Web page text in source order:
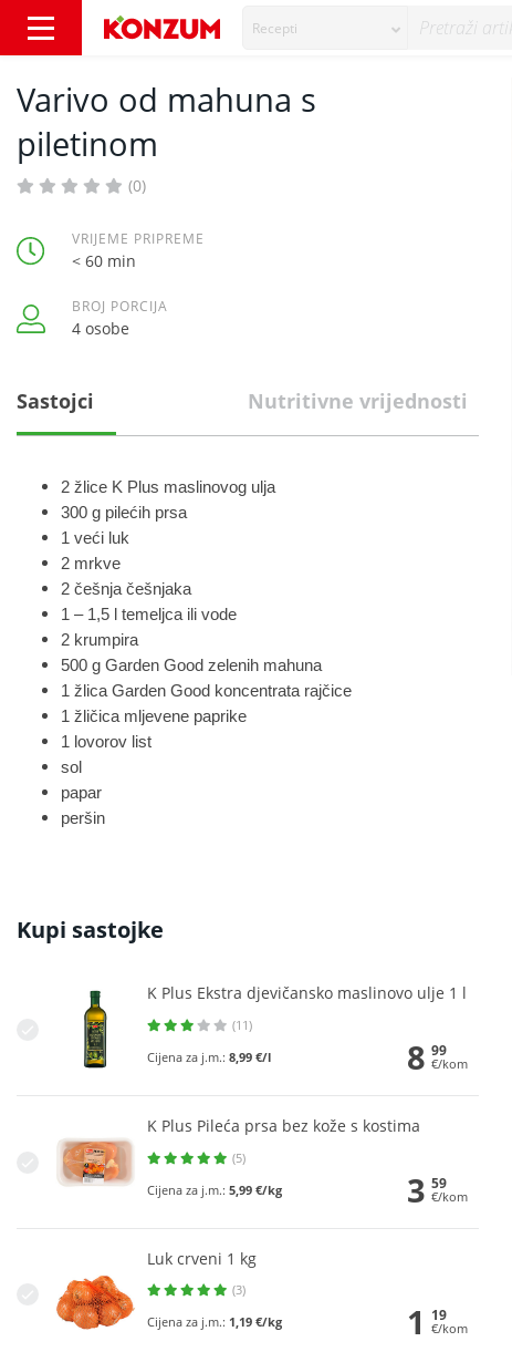
Recepti
Varivo od mahuna s
piletinom
(0)
VRIJEME PRIPREME
< 60 min
BROJ PORCIJA
4 osobe
Sastojci Nutritivne vrijednosti
2 žlice K Plus maslinovog ulja
300 g pilećih prsa
1 veći luk
2 mrkve
2 češnja češnjaka
1 – 1,5 l temeljca ili vode
2 krumpira
500 g Garden Good zelenih mahuna
1 žlica Garden Good koncentrata rajčice
1 žličica mljevene paprike
1 lovorov list
sol
papar
peršin
Kupi sastojke
K Plus Ekstra djevičansko maslinovo ulje 1 l
(11)
Cijena za j.m.: 8,99 €/l 8 99
€/kom
K Plus Pileća prsa bez kože s kostima
(5)
Cijena za j.m.: 5,99 €/kg 3 59
€/kom
Luk crveni 1 kg
(3)
Cijena za j.m.: 1,19 €/kg 1 19
€/kom